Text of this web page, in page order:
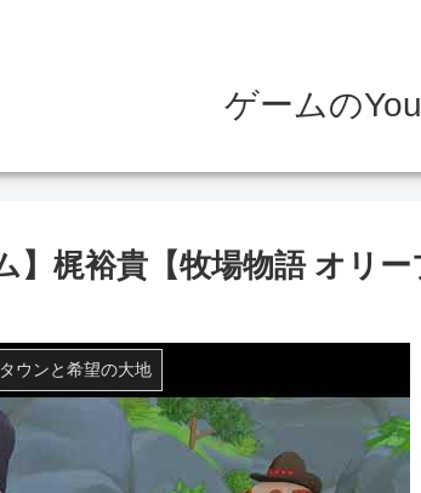
ゲームの
】梶裕貴【牧場物語 オリ
ウンと希望の大地